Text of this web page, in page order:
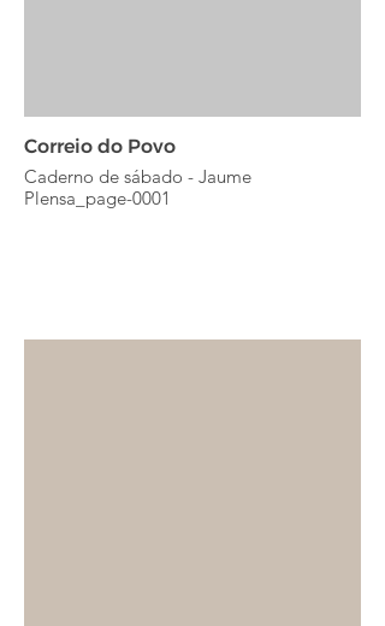
Correio do Povo
Caderno de sábado - Jaume
Plensa_page-0001